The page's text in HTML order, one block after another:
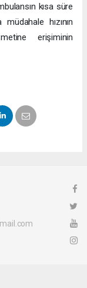
kısa süre
hızının
erişiminin